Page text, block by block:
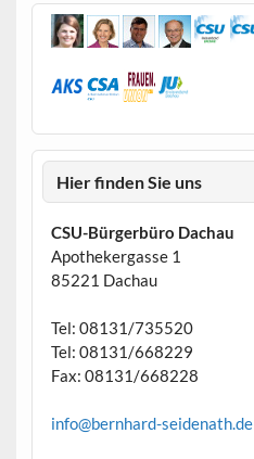
Hier finden Sie uns
CSU-Bürgerbüro Dachau
Apothekergasse 1
85221 Dachau
Tel: 08131/735520
Tel: 08131/668229
Fax: 08131/668228
info@bernhard-seidenath.de